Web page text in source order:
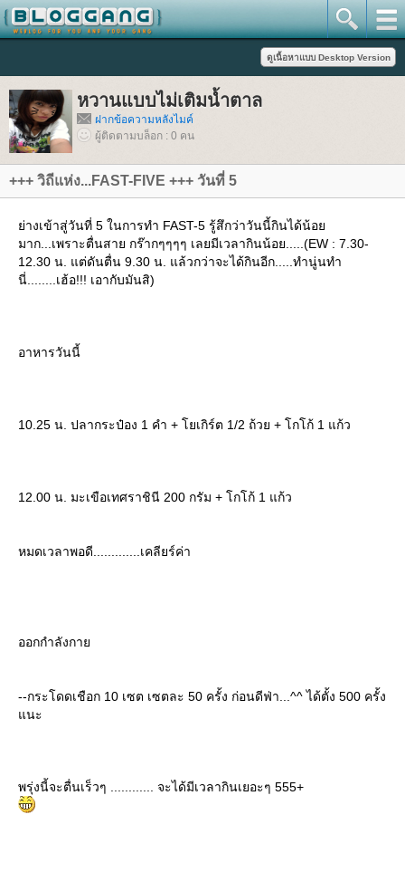
หวานแบบไม่เติมน้ำตาล
ฝากข้อความหลังไมค์
ผู้ติดตามบล็อก : 0 คน
+++ วิถีแห่ง...FAST-FIVE +++ วันที่ 5
่างเข้าสู่วันที่ 5 ในการทำ FAST-5 รู้สึกว่าวันนี้กินได้น้อ
มาก...เพราะตื่นสาย กร๊ากๆๆๆๆ เลยมีเวลากินน้อย.....(EW : 7.30-
12.30 น. แต่ดันตื่น 9.30 น. แล้วกว่าจะได้กินอีก.....ทำนู่นทำ
นี่........เฮ้อ!!! เอากับมันสิ)
อาหารวันนี้
10.25 น. ปลากระป๋อง 1 คำ + โยเกิร์ต 1/2 ถ้วย + โกโก้ 1 แก้ว
12.00 น. มะเขือเทศราชินี 200 กรัม + โกโก้ 1 แก้ว
หมดเวลาพอดี.............เคลียร์ค่า
ออกกำลังกา
--กระโดดเชือก 10 เซต เซตละ 50 ครั้ง ก่อนดีฟ่า...^^ ได้ตั้ง 500 ครั้ง
นะ
พรุ่งนี้จะตื่นเร็วๆ ............ จะได้มีเวลากินเยอะๆ 555+